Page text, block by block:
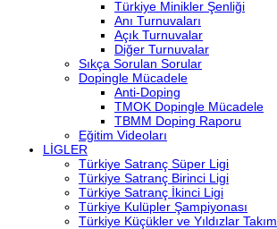
Türkiye Minikler Şenliği
Anı Turnuvaları
Açık Turnuvalar
Diğer Turnuvalar
Sıkça Sorulan Sorular
Dopingle Mücadele
Anti-Doping
TMOK Dopingle Mücadele
TBMM Doping Raporu
Eğitim Videoları
LİGLER
Türkiye Satranç Süper Ligi
Türkiye Satranç Birinci Ligi
Türkiye Satranç İkinci Ligi
Türkiye Kulüpler Şampiyonası
Türkiye Küçükler ve Yıldızlar Takım